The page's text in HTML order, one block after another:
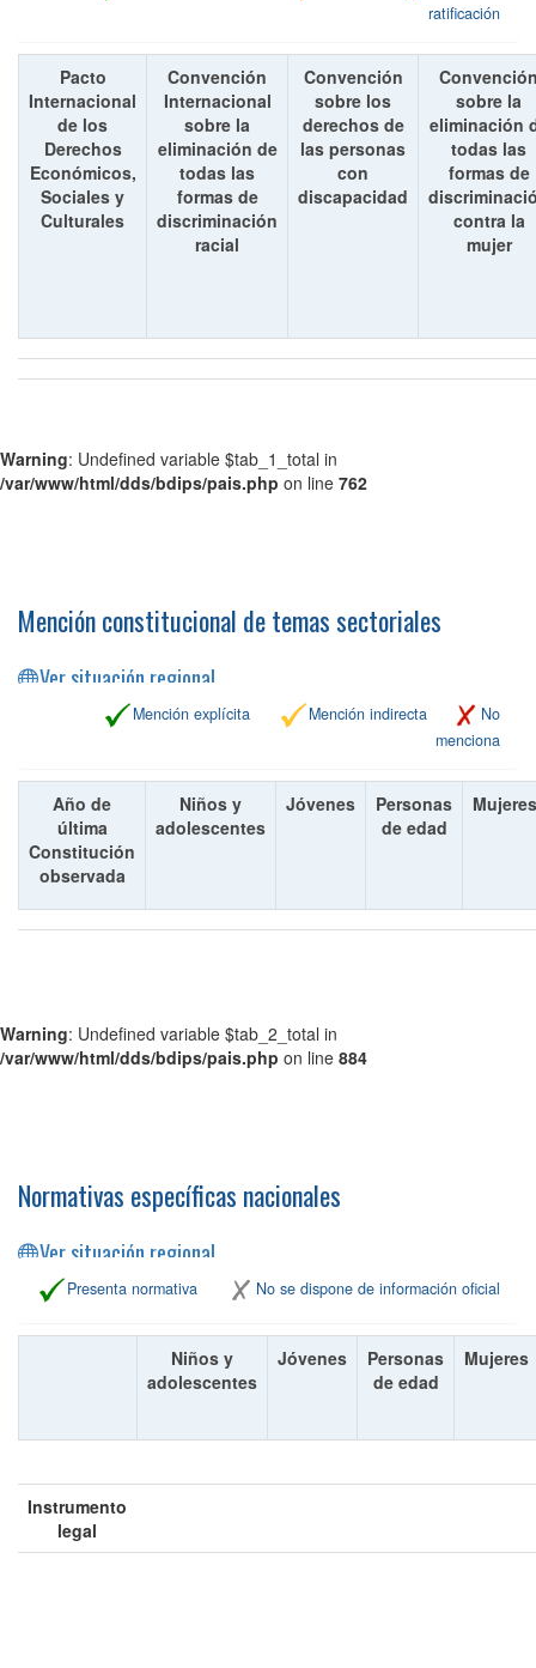
ratificación
Pacto
Internacional
de los
Derechos
Económicos,
Sociales y
Culturales
Convención
Internacional
sobre la
eliminación de
todas las
formas de
discriminación
racial
Convención
sobre los
derechos de
las personas
con
discapacidad
sobre la
eliminación
todas las
formas de
contra la
mujer
Warning: Undefined variable $tab_1_total in
/var/www/html/dds/bdips/pais.php on line 762
Mención constitucional de temas sectoriales
Ver situación regional
Mención explícita Mención indirecta
No
menciona
Año de
última
Constitución
observada
Niños y
adolescentes
Jóvenes
Personas
de edad
Mujeres
Warning: Undefined variable $tab_2_total in
/var/www/html/dds/bdips/pais.php on line 884
Normativas específicas nacionales
Ver situación regional
Presenta normativa No se dispone de información oficial
Niños y
adolescentes
Jóvenes
Personas
de edad
Mujeres
Instrumento
legal